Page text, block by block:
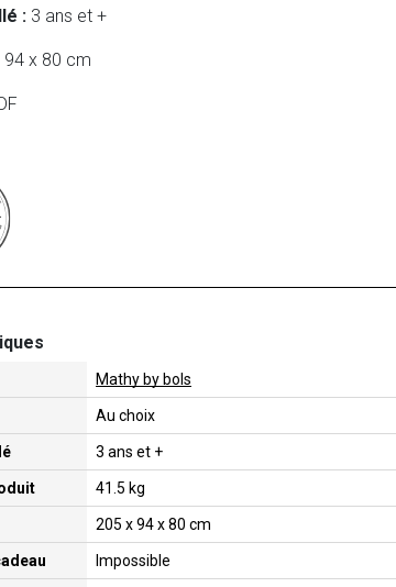
: 3 ans et +
94 x 80 cm
Mathy by bols
Au choix
3 ans et +
41.5 kg
205 x 94 x 80 cm
Impossible